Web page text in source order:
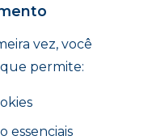
vez, você
permite:
essenciais